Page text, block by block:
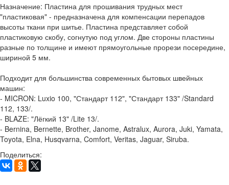
Назначение: Пластина для прошивания трудных мест
"пластиковая" - предназначена для компенсации перепадов
высоты ткани при шитье. Пластина представляет собой
пластиковую скобу, согнутую под углом. Две стороны пластины
разные по толщине и имеют прямоугольные прорези посередине,
шириной 5 мм.
Подходит для большинства современных бытовых швейных
машин:
- MICRON: Luxio 100, "Стандарт 112", "Стандарт 133" /Standard
112, 133/.
- BLAZE: "Лёгкий 13" /Lite 13/.
- Bernina, Bernette, Brother, Janome, Astralux, Aurora, Juki, Yamata,
Toyota, Elna, Husqvarna, Comfort, Veritas, Jaguar, Siruba.
Поделиться: